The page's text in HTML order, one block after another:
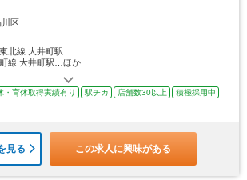
区
東北線 大井町駅
線 大井町駅…ほか
・育休取得実績有り 駅チカ 店舗数30以上
積極採用中
見る この求人に興味がある